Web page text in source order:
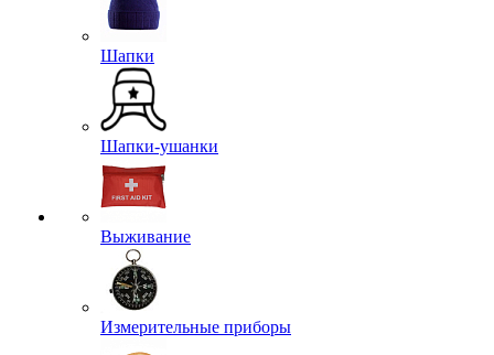
Шапки
Шапки-ушанки
Выживание
Измерительные приборы